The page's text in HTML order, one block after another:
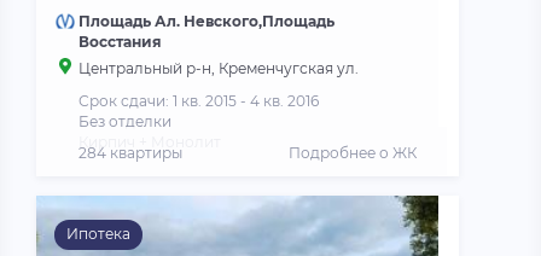
Площадь Ал. Невского,Площадь
Восстания
Центральный р-н, Кременчугская ул.
Срок сдачи: 1 кв. 2015 - 4 кв. 2016
Без отделки
284 квартиры Подробнее о ЖК
Ипотека